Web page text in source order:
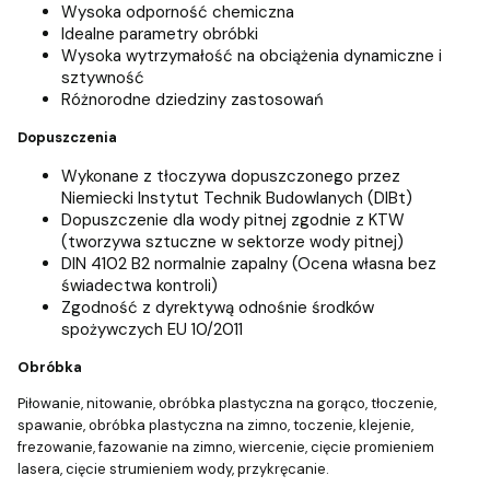
Wysoka odporność chemiczna
Idealne parametry obróbki
Wysoka wytrzymałość na obciążenia dynamiczne i
sztywność
Różnorodne dziedziny zastosowań
Dopuszczenia
Wykonane z tłoczywa dopuszczonego przez
Niemiecki Instytut Technik Budowlanych (DIBt)
Dopuszczenie dla wody pitnej zgodnie z KTW
(tworzywa sztuczne w sektorze wody pitnej)
DIN 4102 B2 normalnie zapalny (Ocena własna bez
świadectwa kontroli)
Zgodność z dyrektywą odnośnie środków
spożywczych EU 10/2011
Obróbka
Piłowanie, nitowanie, obróbka plastyczna na gorąco, tłoczenie,
spawanie, obróbka plastyczna na zimno, toczenie, klejenie,
frezowanie, fazowanie na zimno, wiercenie, cięcie promieniem
lasera, cięcie strumieniem wody, przykręcanie.